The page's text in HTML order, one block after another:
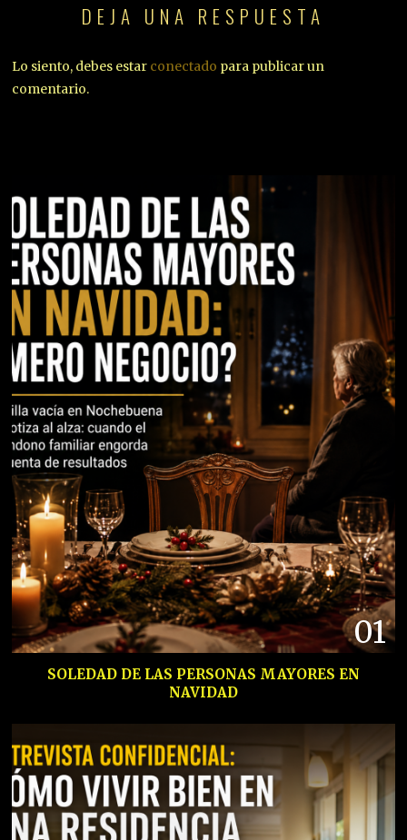
DEJA UNA RESPUESTA
Lo siento, debes estar conectado para publicar un
comentario.
01
SOLEDAD DE LAS PERSONAS MAYORES EN
NAVIDAD